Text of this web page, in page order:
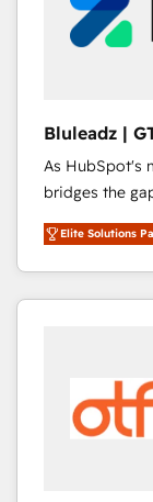
Bluleadz |
As HubSpot's
bridges the
don't just "set
Operating
and engineer
revenue velocity. 🚀 GTM Strategy &
"accelerating a mess." ⚙️ Elite
Scalable
across all
Elite Solutions